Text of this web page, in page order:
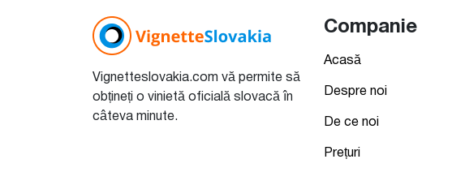
Vignetteslovakia.com vă permite să
obțineți o vinietă oficială slovacă în
câteva minute.
Companie
Acasă
Despre noi
De ce noi
Prețuri